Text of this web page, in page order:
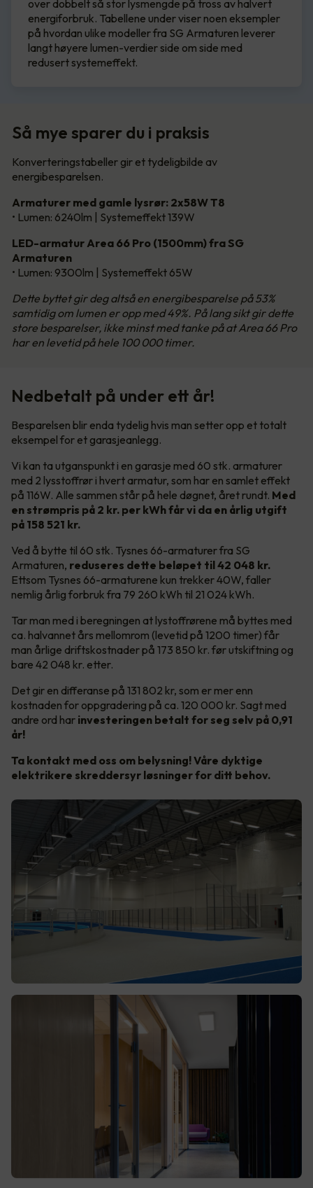
over dobbelt så stor lysmengde på tross av halvert
energiforbruk. Tabellene under viser noen eksempler
på hvordan ulike modeller fra SG Armaturen leverer
langt høyere lumen-verdier side om side med
redusert systemeffekt.
Så mye sparer du i praksis
Konverteringstabeller gir et tydeligbilde av
energibesparelsen.
Armaturer med gamle lysrør: 2x58W T8
• Lumen: 6240lm | Systemeffekt 139W
LED-armatur Area 66 Pro (1500mm) fra SG
Armaturen
• Lumen: 9300lm | Systemeffekt 65W
Dette byttet gir deg altså en energibesparelse på 53%
samtidig om lumen er opp med 49%. På lang sikt gir dette
store besparelser, ikke minst med tanke på at Area 66 Pro
har en levetid på hele 100 000 timer.
Nedbetalt på under ett år!
Besparelsen blir enda tydelig hvis man setter opp et totalt
eksempel for et garasjeanlegg.
Vi kan ta utganspunkt i en garasje med 60 stk. armaturer
med 2 lysstoffrør i hvert armatur, som har en samlet effekt
på 116W. Alle sammen står på hele døgnet, året rundt. Med
en strømpris på 2 kr. per kWh får vi da en årlig utgift
på 158 521 kr.
Ved å bytte til 60 stk. Tysnes 66-armaturer fra SG
Armaturen, reduseres dette beløpet til 42 048 kr.
Ettsom Tysnes 66-armaturene kun trekker 40W, faller
nemlig årlig forbruk fra 79 260 kWh til 21 024 kWh.
Tar man med i beregningen at lystoffrørene må byttes med
ca. halvannet års mellomrom (levetid på 1200 timer) får
man årlige driftskostnader på 173 850 kr. før utskiftning og
bare 42 048 kr. etter.
Det gir en differanse på 131 802 kr, som er mer enn
kostnaden for oppgradering på ca. 120 000 kr. Sagt med
andre ord har investeringen betalt for seg selv på 0,91
år!
Ta kontakt med oss om belysning! Våre dyktige
elektrikere skreddersyr løsninger for ditt behov.